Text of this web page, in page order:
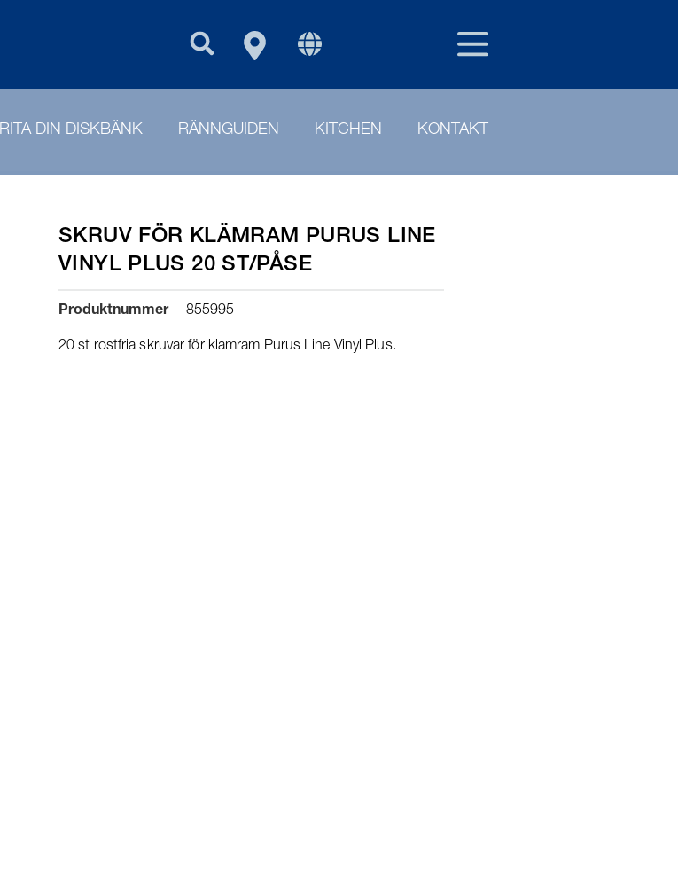
SWE
PURUS GROUP
RITA DIN DISKBÄNK RÄNNGUIDEN KITCHEN KONTAKT
SKRUV FÖR KLÄMRAM PURUS LINE
VINYL PLUS 20 ST/PÅSE
Produktnummer 855995
20 st rostfria skruvar för klamram Purus Line Vinyl Plus.